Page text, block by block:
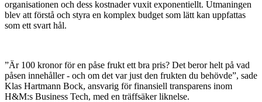
organisationen och dess kostnader vuxit exponentiellt. Utmaningen
blev att förstå och styra en komplex budget som lätt kan uppfattas
som ett svart hål.
”Är 100 kronor för en påse frukt ett bra pris? Det beror helt på vad
påsen innehåller - och om det var just den frukten du behövde”, sade
Klas Hartmann Bock, ansvarig för finansiell transparens inom
H&M:s Business Tech, med en träffsäker liknelse.